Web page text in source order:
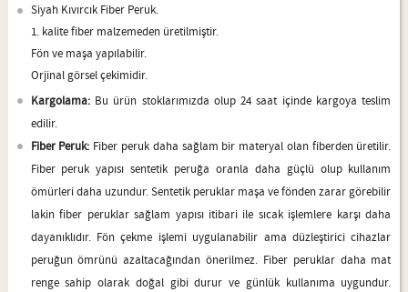
Siyah Kıvırcık Fiber Peruk.
1. kalite fiber malzemeden üretilmiştir.
Fön ve maşa yapılabilir.
Orjinal görsel çekimidir.
Kargolama: Bu ürün stoklarımızda olup 24 saat içinde kargoya teslim
edilir.
Fiber Peruk: Fiber peruk daha sağlam bir materyal olan fiberden üretilir.
Fiber peruk yapısı sentetik peruğa oranla daha güçlü olup kullanım
ömürleri daha uzundur. Sentetik peruklar maşa ve fönden zarar görebilir
lakin fiber peruklar sağlam yapısı itibari ile sıcak işlemlere karşı daha
dayanıklıdır. Fön çekme işlemi uygulanabilir ama düzleştirici cihazlar
peruğun ömrünü azaltacağından önerilmez. Fiber peruklar daha mat
renge sahip olarak doğal gibi durur ve günlük kullanıma uygundur.